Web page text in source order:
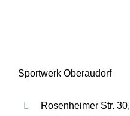
Sportwerk Oberaudorf
Rosenheimer Str. 30,